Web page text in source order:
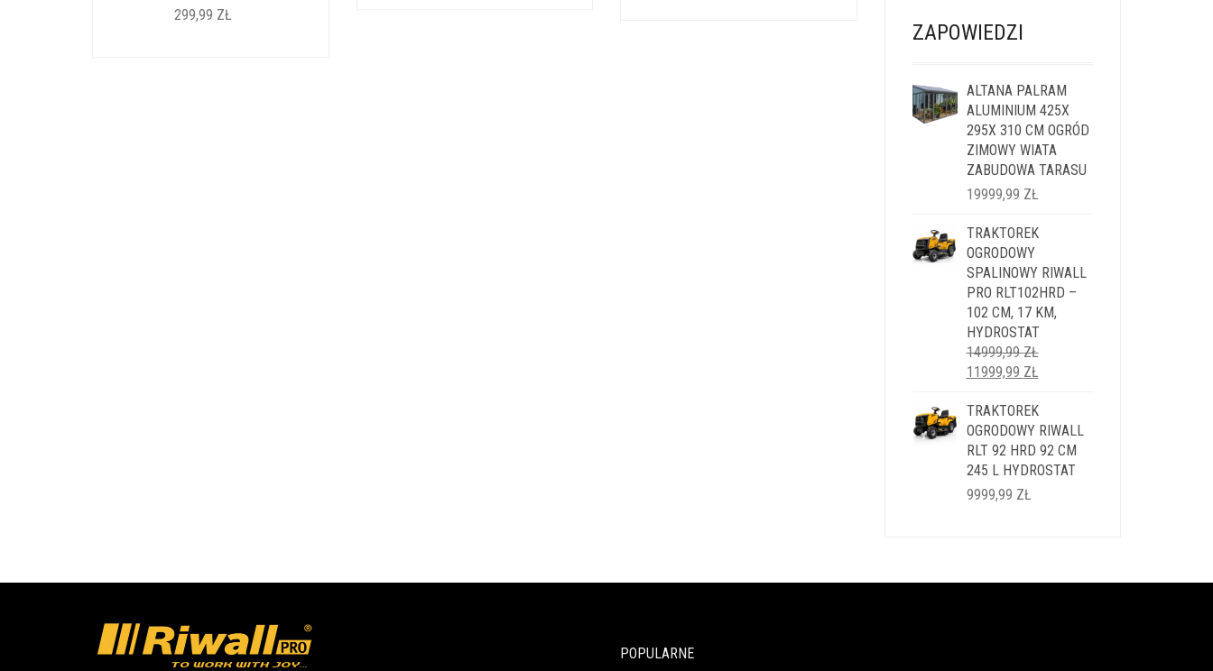
299,99 ZŁ
ZAPOWIEDZI
ALTANA PALRAM
ALUMINIUM 425X
295X 310 CM OGRÓD
ZIMOWY WIATA
ZABUDOWA TARASU
19999,99 ZŁ
TRAKTOREK
OGRODOWY
SPALINOWY RIWALL
PRO RLT102HRD –
102 CM, 17 KM,
HYDROSTAT
14999,99ZŁ
PIERWOTNA
WYNOSIŁA:
14999,99 ZŁ.
11999,99 ZŁAKTUALNA
WYNOSI:
11999,99 ZŁ.
TRAKTOREK
OGRODOWY RIWALL
RLT 92 HRD 92 CM
245 L HYDROSTAT
9999,99 ZŁ
POPULARNE